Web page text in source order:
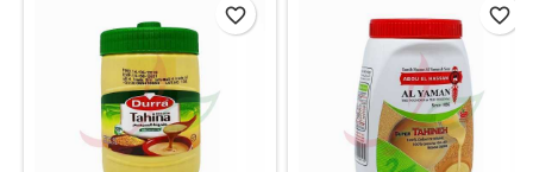
favorite_border favorite_border